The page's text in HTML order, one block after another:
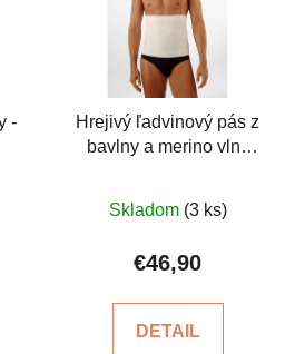
-
Hrejivý ľadvinový pás z
bavlny a merino vlny
hodnotenie
produktu
z
Skladom (3 ks)
€46,90
DETAIL